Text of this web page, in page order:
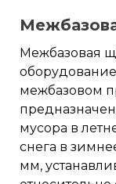
Межбазовая
межбазовом
мусора в
снега в
мм,